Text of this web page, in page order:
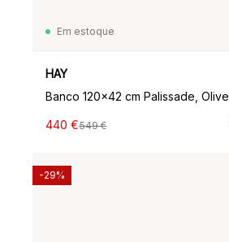
Em estoque
HAY
Banco 120x42 cm Palissade, Olive
440 €549 €
-29%